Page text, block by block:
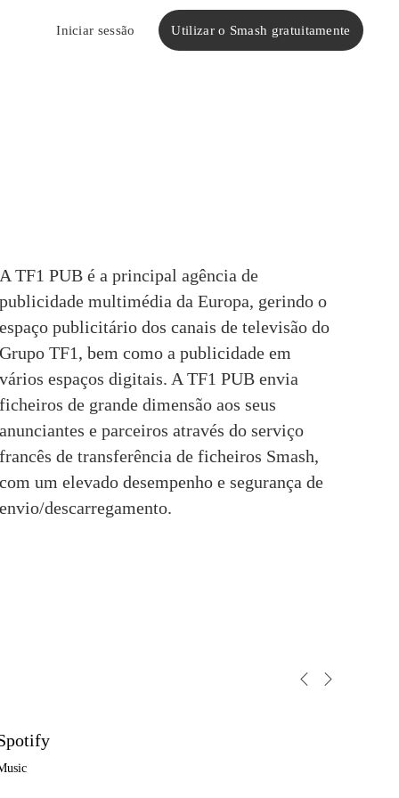
Iniciar sessão Utilizar o Smash gratuitamente
A TF1 PUB é a principal agência de
publicidade multimédia da Europa, gerindo o
espaço publicitário dos canais de televisão do
Grupo TF1, bem como a publicidade em
vários espaços digitais. A TF1 PUB envia
ficheiros de grande dimensão aos seus
anunciantes e parceiros através do serviço
francês de transferência de ficheiros Smash,
com um elevado desempenho e segurança de
envio/descarregamento.